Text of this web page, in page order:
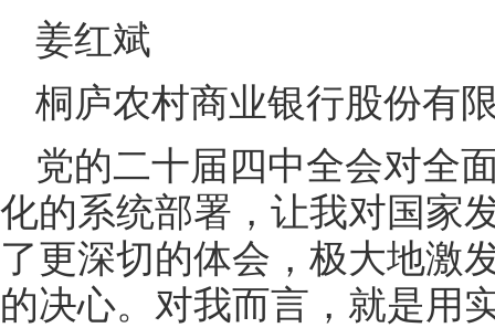
姜红斌
桐庐农村商业银行股份有
党的二十届四中全会对全
化的系统部署，让我对国家
了更深切的体会，极大地激
的决心。对我而言，就是用